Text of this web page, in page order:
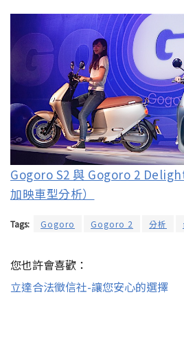
Gogoro S2 與 Gogoro 2
加映車型分析）
Tags: Gogoro Gogoro 2 分析
您也許會喜歡：
立達合法徵信社-讓您安心的選擇